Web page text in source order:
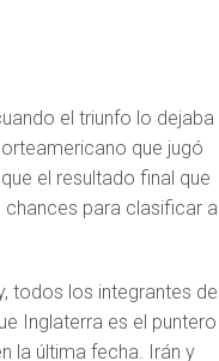
el triunfo lo dejaba
que jugó
el resultado final que
para clasificar a
todos los integrantes del
Inglaterra es el puntero
la última fecha. Irán y